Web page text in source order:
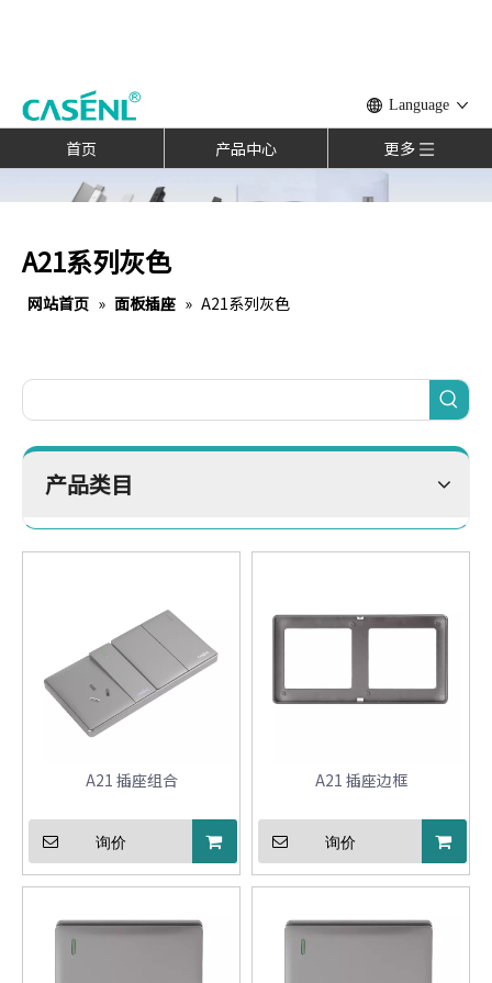
Language
首页 产品中心 更多
A21系列灰色
网站首页 » 面板插座 » A21系列灰色
产品类目
A21 插座组合
询价
A21 插座边框
询价